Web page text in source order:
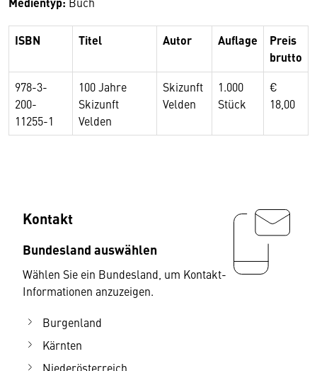
ISBN Titel Autor Auflage
Preis
brutto
978-3-
200-
11255-1
100 Jahre
Skizunft
Velden
Skizunft
Velden
1.000
Stück
€
18,00
Kontakt
Bundesland auswählen
Wählen Sie ein Bundesland, um Kontakt-
Informationen anzuzeigen.
Burgenland
Kärnten
Niederösterreich